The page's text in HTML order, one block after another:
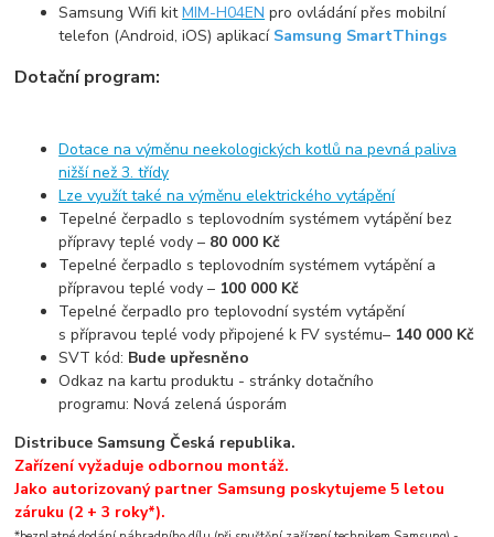
Samsung Wifi kitMIM-H04EN pro ovládání přes mobilní
telefon (Android, iOS) aplikací Samsung SmartThings
Dotační program:
Dotace na výměnu neekologických kotlů na pevná paliva
nižší než 3. třídy
Lze využít také na výměnu elektrického vytápění
Tepelné čerpadlo s teplovodním systémem vytápění bez
přípravy teplé vody – 80 000 Kč
Tepelné čerpadlo s teplovodním systémem vytápění a
přípravou teplé vody – 100 000 Kč
Tepelné čerpadlo pro teplovodní systém vytápění
s přípravou teplé vody připojené k FV systému– 140 000 Kč
SVT kód: Bude upřesněno
Odkaz na kartu produktu - stránky dotačního
programu: Nová zelená úsporám
Distribuce Samsung Česká republika.
Zařízení vyžaduje odbornou montáž.
Jako autorizovaný partner Samsung poskytujeme 5 letou
záruku (2 + 3 roky*).